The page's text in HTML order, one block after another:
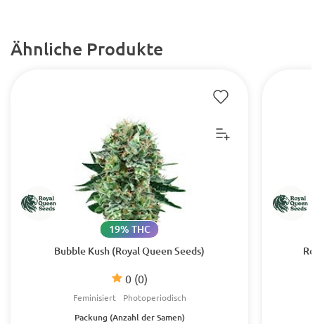
Ähnliche Produkte
Bubble Kush (Royal Queen Seeds)
0 (0)
19% THC
Feminisiert Photoperiodisch
Packung (Anzahl der Samen)